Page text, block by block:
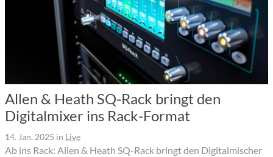
Allen & Heath SQ-Rack bringt den
Digitalmixer ins Rack-Format
14. Jan. 2025 in Live
Ab ins Rack: Allen & Heath SQ-Rack bringt den Digitalmischer